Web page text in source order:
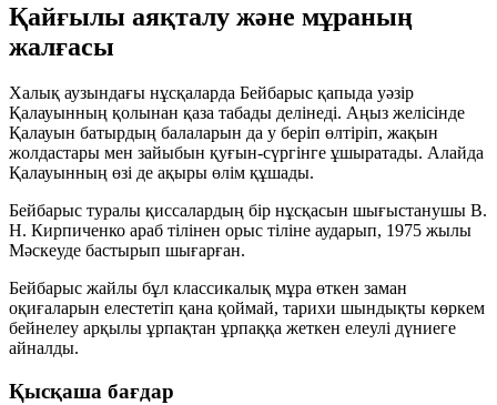
Қайғылы аяқталу және мұраның
жалғасы
Халық аузындағы нұсқаларда Бейбарыс қапыда уәзір
Қалауынның қолынан қаза табады делінеді. Аңыз желісінде
Қалауын батырдың балаларын да у беріп өлтіріп, жақын
жолдастары мен зайыбын қуғын-сүргінге ұшыратады. Алайда
Қалауынның өзі де ақыры өлім құшады.
Бейбарыс туралы қиссалардың бір нұсқасын шығыстанушы В.
Н. Кирпиченко араб тілінен орыс тіліне аударып, 1975 жылы
Мәскеуде бастырып шығарған.
Бейбарыс жайлы бұл классикалық мұра өткен заман
оқиғаларын елестетіп қана қоймай, тарихи шындықты көркем
бейнелеу арқылы ұрпақтан ұрпаққа жеткен елеулі дүниеге
айналды.
Қысқаша бағдар